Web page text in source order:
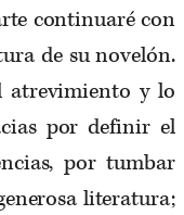
continuaré con
de su novelón.
atrevimiento y lo
por definir el
por tumbar
literatura;